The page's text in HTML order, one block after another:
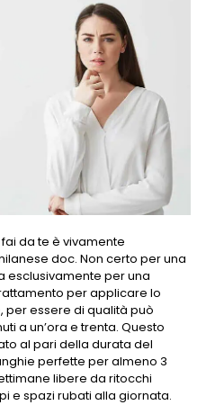
da te è vivamente
doc. Non certo per una
esclusivamente per una
per applicare lo
essere di qualità può
a un’ora e trenta. Questo
al pari della durata del
perfette per almeno 3
libere da ritocchi
e spazi rubati alla giornata.